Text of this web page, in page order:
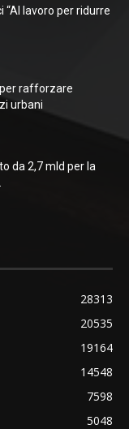
“Al lavoro per ridurre
rafforzare
urbani
da 2,7 mld per la
28313
20535
19164
14548
7598
5048